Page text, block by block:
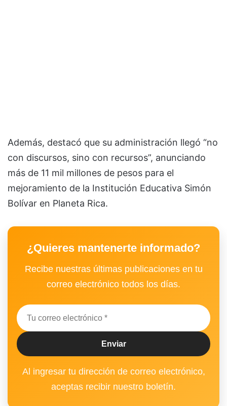
Además, destacó que su administración llegó “no
con discursos, sino con recursos”, anunciando
más de 11 mil millones de pesos para el
mejoramiento de la Institución Educativa Simón
Bolívar en Planeta Rica.
¿Quieres mantenerte informado?
Recibe nuestras últimas publicaciones en tu
correo electrónico todos los días.
Al ingresar tu dirección de correo electrónico,
aceptas recibir nuestro boletín.